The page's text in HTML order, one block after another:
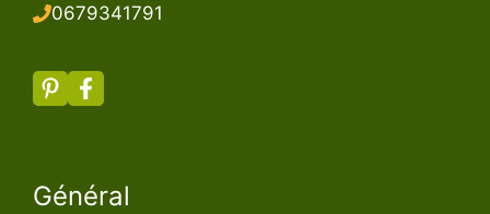
0679341791
Général